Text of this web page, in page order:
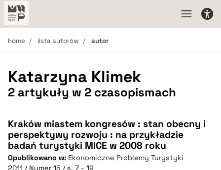
home lista autorów autor
Katarzyna Klimek
2 artykuły w 2 czasopismach
Kraków miastem kongresów : stan obecny i
perspektywy rozwoju : na przykładzie
badań turystyki MICE w 2008 roku
Opublikowano w: Ekonomiczne Problemy Turystyki
2011 / Numer 15 / s. 7 - 19